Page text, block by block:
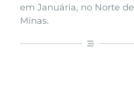
em Januária, no Norte de
Minas.